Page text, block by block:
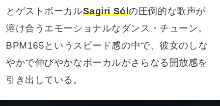
とゲストボーカルSagiri Sólの圧倒的な歌声が
溶け合うエモーショナルなダンス・チューン。
BPM165というスピード感の中で、彼女のしな
やかで伸びやかなボーカルがさらなる開放感を
引き出している。